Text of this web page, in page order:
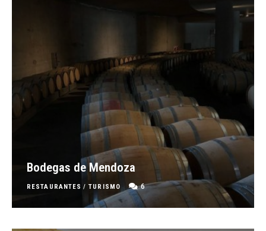
Bodegas de Mendoza
RESTAURANTES / TURISMO 6